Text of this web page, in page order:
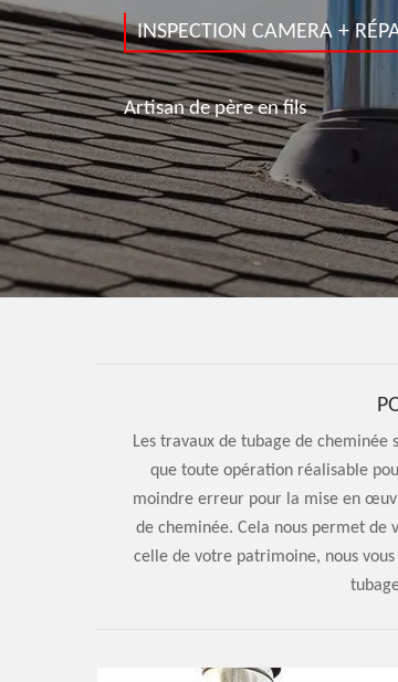
INSPECTION CAMERA +
Artisan de père en fils
Les travaux de tubage de
que toute opération réalisable
moindre erreur pour la mise en
de cheminée. Cela nous permet
celle de votre patrimoine, nous